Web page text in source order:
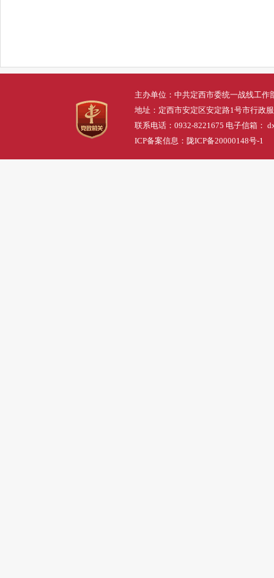
主办单位：中共定西市委统一战线工作
地址：定西市安定区安定路1号市行政
联系电话：0932-8221675 电子信箱：
ICP备案信息： 陇ICP备20000148号-1